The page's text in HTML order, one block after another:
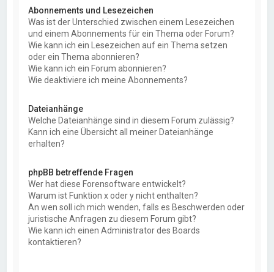
Abonnements und Lesezeichen
Was ist der Unterschied zwischen einem Lesezeichen
und einem Abonnements für ein Thema oder Forum?
Wie kann ich ein Lesezeichen auf ein Thema setzen
oder ein Thema abonnieren?
Wie kann ich ein Forum abonnieren?
Wie deaktiviere ich meine Abonnements?
Dateianhänge
Welche Dateianhänge sind in diesem Forum zulässig?
Kann ich eine Übersicht all meiner Dateianhänge
erhalten?
phpBB betreffende Fragen
Wer hat diese Forensoftware entwickelt?
Warum ist Funktion x oder y nicht enthalten?
An wen soll ich mich wenden, falls es Beschwerden oder
juristische Anfragen zu diesem Forum gibt?
Wie kann ich einen Administrator des Boards
kontaktieren?